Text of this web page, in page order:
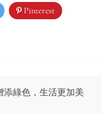
Pinterest
綠色，生活更加美